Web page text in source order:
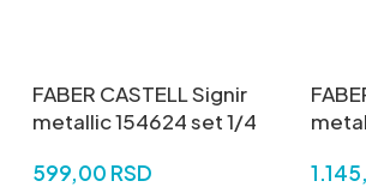
FABER CASTELL Signir
metallic 154624 set 1/4
599,00 RSD